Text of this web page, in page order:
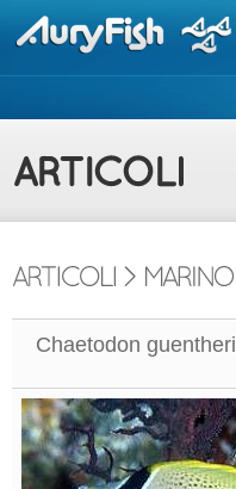
Chaetodon guentheri